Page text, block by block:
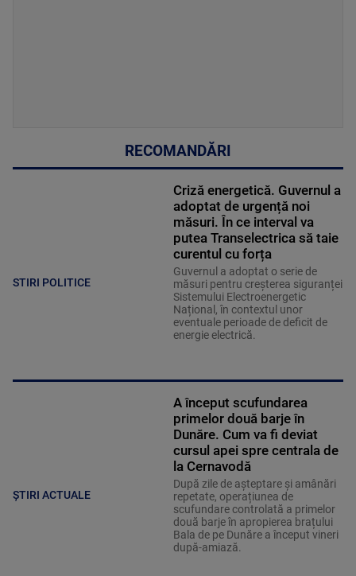
RECOMANDĂRI
STIRI POLITICE
Criză energetică. Guvernul a
adoptat de urgență noi
măsuri. În ce interval va
putea Transelectrica să taie
curentul cu forța
Guvernul a adoptat o serie de
măsuri pentru creșterea siguranței
Sistemului Electroenergetic
Național, în contextul unor
eventuale perioade de deficit de
energie electrică.
ȘTIRI ACTUALE
A început scufundarea
primelor două barje în
Dunăre. Cum va fi deviat
cursul apei spre centrala de
la Cernavodă
După zile de așteptare și amânări
repetate, operațiunea de
scufundare controlată a primelor
două barje în apropierea brațului
Bala de pe Dunăre a început vineri
după-amiază.